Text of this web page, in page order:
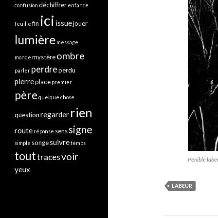
Pénible
LABEUR
confusion déchiffrer enfance
feuille fin ici issuejouer
lumière message
monde mystèreombre
parler perdreperdu
pierreplace premier
père quelque chose
questionregarder rien
route réponse senssigne
simple songesuivretemps
touttracesvoir
yeux